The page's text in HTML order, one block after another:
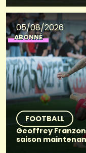
05/08/2026
ABONNÉ
FOOTBALL
Geoffrey
saison